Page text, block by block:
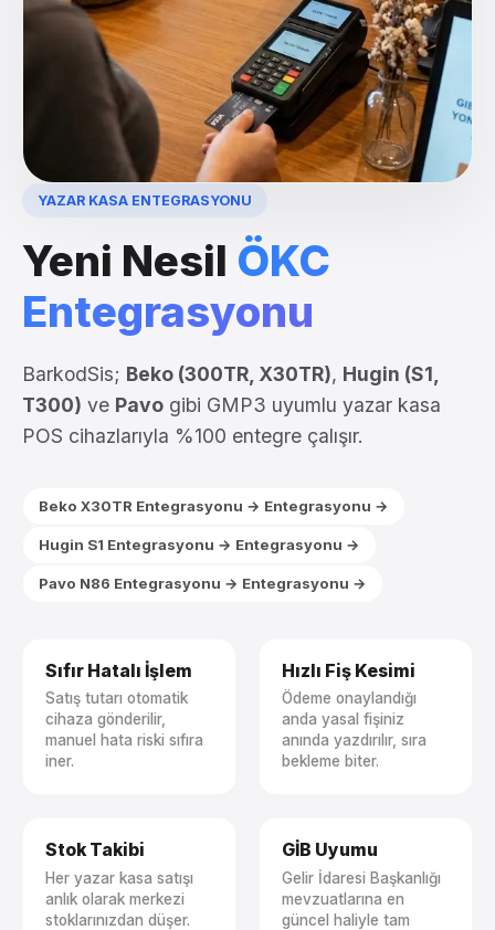
YAZAR KASA ENTEGRASYONU
Yeni Nesil ÖKC
Entegrasyonu
BarkodSis; Beko (300TR, X30TR), Hugin (S1,
T300) ve Pavo gibi GMP3 uyumlu yazar kasa
POS cihazlarıyla %100 entegre çalışır.
Beko X30TR Entegrasyonu → Entegrasyonu →
Hugin S1 Entegrasyonu → Entegrasyonu →
Pavo N86 Entegrasyonu → Entegrasyonu →
Sıfır Hatalı İşlem
Satış tutarı otomatik
cihaza gönderilir,
manuel hata riski sıfıra
iner.
Hızlı Fiş Kesimi
Ödeme onaylandığı
anda yasal fişiniz
anında yazdırılır, sıra
bekleme biter.
Stok Takibi
Her yazar kasa satışı
anlık olarak merkezi
stoklarınızdan düşer.
GİB Uyumu
Gelir İdaresi Başkanlığı
mevzuatlarına en
güncel haliyle tam